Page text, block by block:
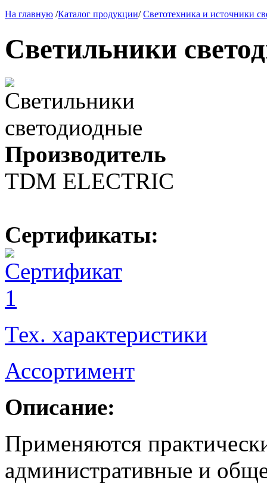
На главную /Каталог продукции/Светотехника и источники
Светильники
Производитель
TDM ЕLECTRIC
Сертификаты:
Тех. характеристики
Ассортимент
Описание:
Применяются
административные и